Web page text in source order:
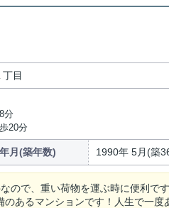
目
分
20分
月(築年数) 1990年 5月(築
ので、重い荷物を運ぶ時に便利で
あるマンションです！人生で一度